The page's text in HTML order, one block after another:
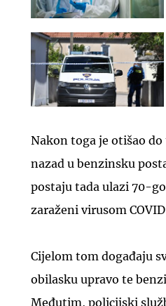
Nakon toga je otišao
nazad u benzinsku
postaju tada ulazi 70-
zaraženi virusom
Cijelom tom događaju
obilasku upravo te
Međutim, policijski